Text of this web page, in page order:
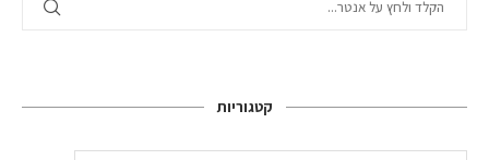
קטגוריות